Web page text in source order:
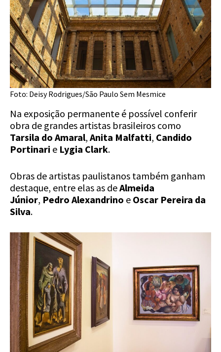
Foto: Deisy Rodrigues/São Paulo Sem Mesmice
Na exposição permanente é possível conferir
obra de grandes artistas brasileiros como
Tarsila do Amaral, Anita Malfatti, Candido
Portinari e Lygia Clark.
Obras de artistas paulistanos também ganham
destaque, entre elas as deAlmeida
Júnior, Pedro Alexandrino e Oscar Pereira da
Silva.